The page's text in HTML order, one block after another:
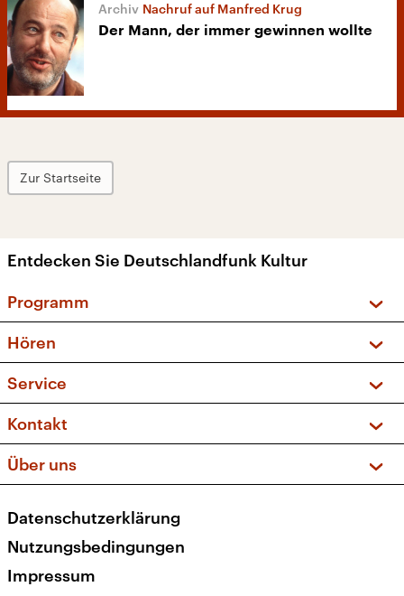
Nachruf auf Manfred Krug
Der Mann, der immer gewinnen wollte
Zur Startseite
Entdecken Sie Deutschlandfunk Kultur
Programm
Sendungen und Podcasts
Musikliste
Kakadu – Das Kinderprogramm
Hören
Frequenzen (UKW + DAB+)
Service
FAQ
Apps
Newsletter
Veranstaltungen
Kontakt
Social Media
Über uns
Presse
Karriere
Transparenz
Datenschutzerklärung
Nutzungsbedingungen
Impressum